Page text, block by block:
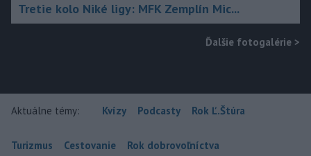
Tretie kolo Niké ligy: MFK Zemplín Mic...
Ďalšie fotogalérie >
Aktuálne témy: Kvízy Podcasty Rok Ľ.Štúra
Turizmus Cestovanie Rok dobrovoľníctva